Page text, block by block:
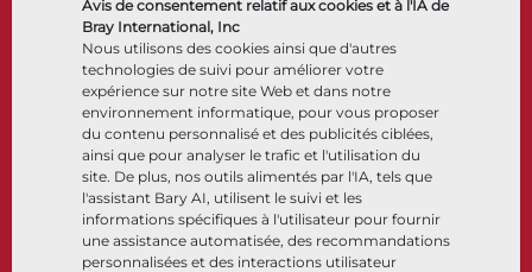
Avis de consentement relatif aux cookies et à l'IA de
Bray International, Inc
Nous utilisons des cookies ainsi que d'autres
technologies de suivi pour améliorer votre
expérience sur notre site Web et dans notre
environnement informatique, pour vous proposer
du contenu personnalisé et des publicités ciblées,
ainsi que pour analyser le trafic et l'utilisation du
site. De plus, nos outils alimentés par l'IA, tels que
l'assistant Bary AI, utilisent le suivi et les
informations spécifiques à l'utilisateur pour fournir
une assistance automatisée, des recommandations
personnalisées et des interactions utilisateur
Accessoires de contrôle
Cryogénique
Entreprise
À propos
Sites
Partenariats
Développement durable
Portail clients
Ressources
Documents
Centre de connaissance
Logiciels
Sélection de matériaux